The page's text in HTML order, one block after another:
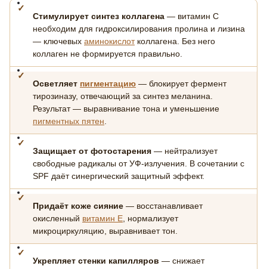
Стимулирует синтез коллагена — витамин С
необходим для гидроксилирования пролина и лизина
— ключевых аминокислотколлагена. Без него
коллаген не формируется правильно.
Осветляет пигментацию — блокирует фермент
тирозиназу, отвечающий за синтез меланина.
Результат — выравнивание тона и уменьшение
пигментных пятен
Защищает от фотостарения — нейтрализует
свободные радикалы от УФ-излучения. В сочетании с
SPF даёт синергический защитный эффект.
Придаёт коже сияние — восстанавливает
окисленный витамин Е , нормализует
микроциркуляцию, выравнивает тон.
Укрепляет стенки капилляров — снижает